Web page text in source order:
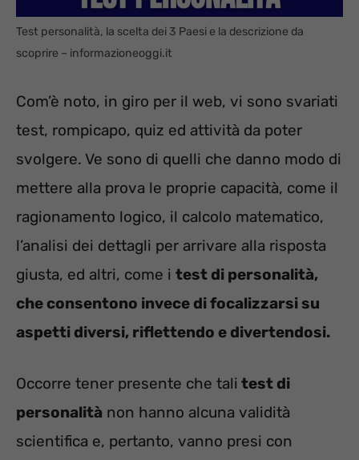
Test personalità, la scelta dei 3 Paesi e la descrizione da
scoprire – informazioneoggi.it
Com’è noto, in giro per il web, vi sono svariati
test, rompicapo, quiz ed attività da poter
svolgere. Ve sono di quelli che danno modo di
mettere alla prova le proprie capacità, come il
ragionamento logico, il calcolo matematico,
l’analisi dei dettagli per arrivare alla risposta
giusta, ed altri, come i test di personalità,
che consentono invece di focalizzarsi su
aspetti diversi, riflettendo e divertendosi.
Occorre tener presente che tali test di
personalità non hanno alcuna validità
scientifica e, pertanto, vanno presi con